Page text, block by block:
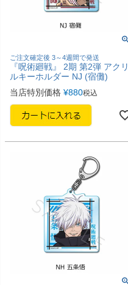
ご注文確定後 3～4週間で発送
『呪術廻戦』 2期 第2弾 アクリ
ルキーホルダー NJ (宿儺)
当店特別価格 ¥880税込